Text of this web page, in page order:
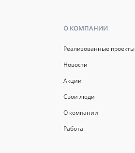
О КОМПАНИИ
Реализованные проекты
Новости
Акции
Свои люди
О компании
Работа